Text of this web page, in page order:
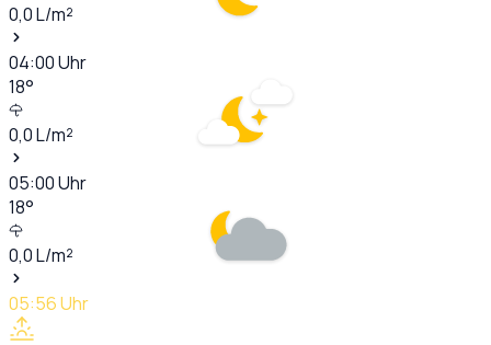
0,0L/m²
04:00Uhr
18°
0,0L/m²
05:00Uhr
18°
0,0L/m²
05:56Uhr